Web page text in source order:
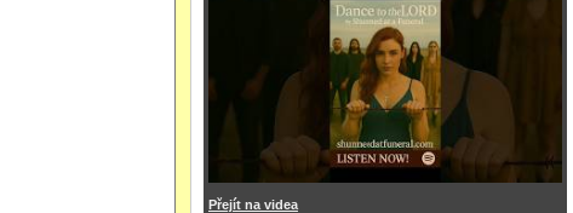
Přejít na videa